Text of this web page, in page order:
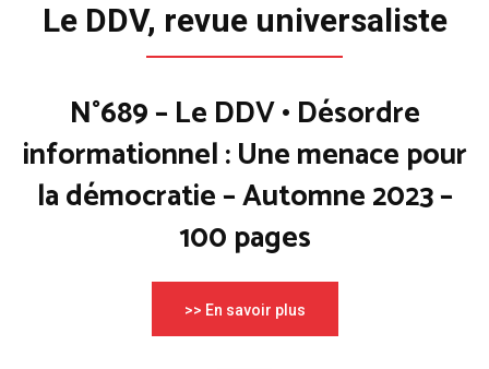
Le DDV, revue universaliste
N°689 – Le DDV • Désordre
informationnel : Une menace pour
la démocratie – Automne 2023 –
100 pages
>> En savoir plus